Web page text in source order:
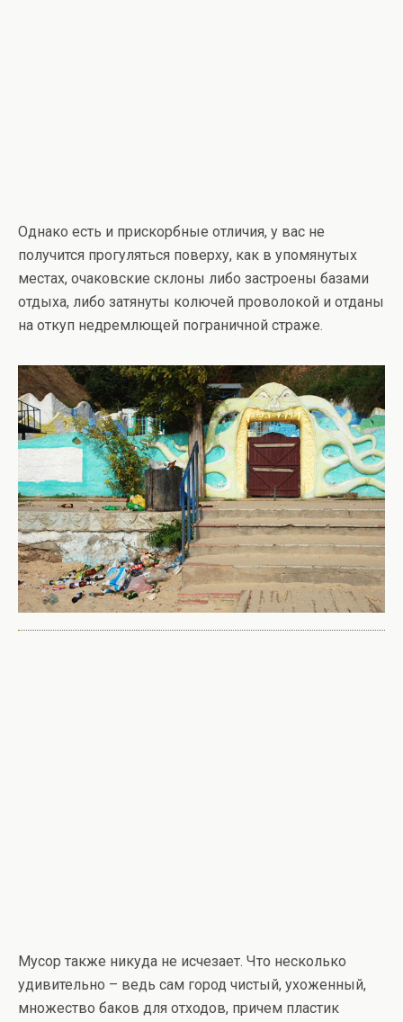
Однако есть и прискорбные отличия, у вас не
получится прогуляться поверху, как в упомянутых
местах, очаковские склоны либо застроены базами
отдыха, либо затянуты колючей проволокой и отданы
на откуп недремлющей пограничной страже.
Мусор также никуда не исчезает. Что несколько
удивительно – ведь сам город чистый, ухоженный,
множество баков для отходов, причем пластик